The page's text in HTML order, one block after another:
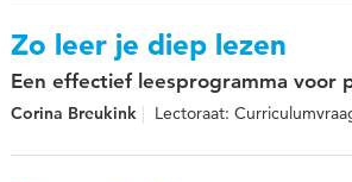
Zo leer je diep lezen
Een effectief leesprogramma voor
Corina Breukink Lectoraat: